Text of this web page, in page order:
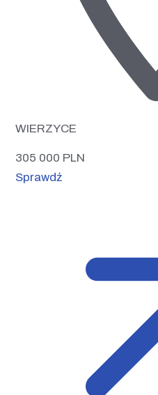
WIERZYCE
305 000 PLN
Sprawdź